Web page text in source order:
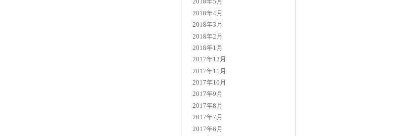
2018年5月
2018年4月
2018年3月
2018年2月
2018年1月
2017年12月
2017年11月
2017年10月
2017年9月
2017年8月
2017年7月
2017年6月